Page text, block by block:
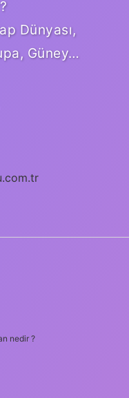
Dünyası,
Güney…
nedir ?